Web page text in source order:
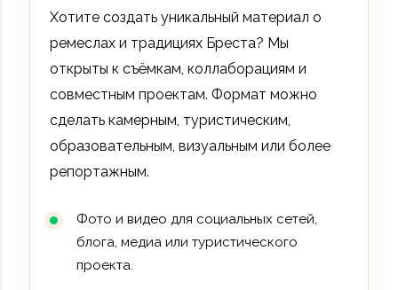
Хотите создать уникальный материал о
ремеслах и традициях Бреста? Мы
открыты к съёмкам, коллаборациям и
совместным проектам. Формат можно
сделать камерным, туристическим,
образовательным, визуальным или более
репортажным.
Фото и видео для социальных сетей,
блога, медиа или туристического
проекта.